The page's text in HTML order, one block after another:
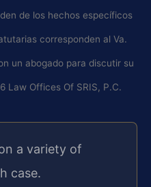
de los hechos específicos
corresponden al Va.
un abogado para discutir su
Law Offices Of SRIS, P.C.
a variety of
case.